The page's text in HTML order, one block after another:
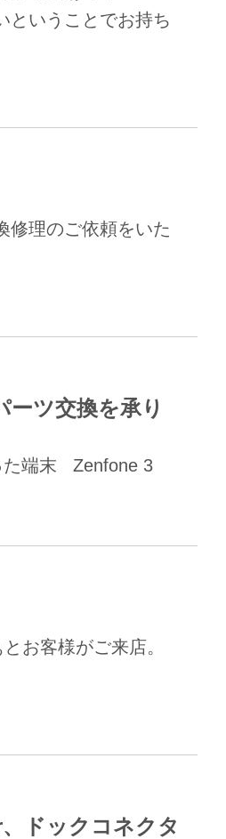
いうことでお持ち
修理のご依頼をいた
ツ交換を承り
た端末 Zenfone 3
お客様がご来店。
ドックコネクタ